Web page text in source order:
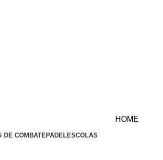
HOME
DE COMBATEPADELESCOLAS